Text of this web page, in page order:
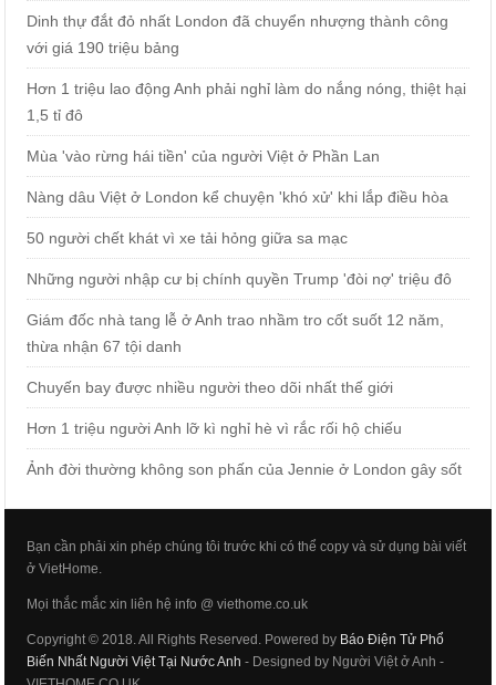
Dinh thự đắt đỏ nhất London đã chuyển nhượng thành công
với giá 190 triệu bảng
Hơn 1 triệu lao động Anh phải nghỉ làm do nắng nóng, thiệt hại
1,5 tỉ đô
Mùa 'vào rừng hái tiền' của người Việt ở Phần Lan
Nàng dâu Việt ở London kể chuyện 'khó xử' khi lắp điều hòa
50 người chết khát vì xe tải hỏng giữa sa mạc
Những người nhập cư bị chính quyền Trump 'đòi nợ' triệu đô
Giám đốc nhà tang lễ ở Anh trao nhầm tro cốt suốt 12 năm,
thừa nhận 67 tội danh
Chuyến bay được nhiều người theo dõi nhất thế giới
Hơn 1 triệu người Anh lỡ kì nghỉ hè vì rắc rối hộ chiếu
Ảnh đời thường không son phấn của Jennie ở London gây sốt
Bạn cần phải xin phép chúng tôi trước khi có thể copy và sử dụng bài viết
ở VietHome.
Mọi thắc mắc xin liên hệ info @ viethome.co.uk
Copyright © 2018. All Rights Reserved. Powered by Báo Điện Tử Phổ
Biến Nhất Người Việt Tại Nước Anh - Designed by Người Việt ở Anh -